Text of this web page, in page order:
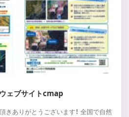
ェブサイトcmap
きありがとうございます！ 全国で自然